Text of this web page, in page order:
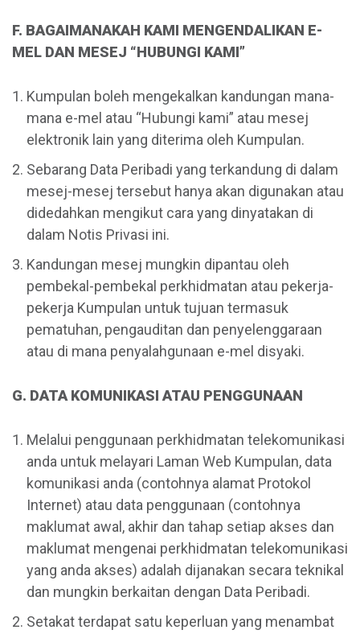
F. BAGAIMANAKAH KAMI MENGENDALIKAN E-
MEL DAN MESEJ “HUBUNGI KAMI”
Kumpulan boleh mengekalkan kandungan mana-
mana e-mel atau “Hubungi kami” atau mesej
elektronik lain yang diterima oleh Kumpulan.
Sebarang Data Peribadi yang terkandung di dalam
mesej-mesej tersebut hanya akan digunakan atau
didedahkan mengikut cara yang dinyatakan di
dalam Notis Privasi ini.
Kandungan mesej mungkin dipantau oleh
pembekal-pembekal perkhidmatan atau pekerja-
pekerja Kumpulan untuk tujuan termasuk
pematuhan, pengauditan dan penyelenggaraan
atau di mana penyalahgunaan e-mel disyaki.
G. DATA KOMUNIKASI ATAU PENGGUNAAN
Melalui penggunaan perkhidmatan telekomunikasi
anda untuk melayari Laman Web Kumpulan, data
komunikasi anda (contohnya alamat Protokol
Internet) atau data penggunaan (contohnya
maklumat awal, akhir dan tahap setiap akses dan
maklumat mengenai perkhidmatan telekomunikasi
yang anda akses) adalah dijanakan secara teknikal
dan mungkin berkaitan dengan Data Peribadi.
Setakat terdapat satu keperluan yang menambat